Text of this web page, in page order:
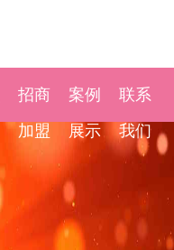
招商
加盟
案例
展示
联系
我们